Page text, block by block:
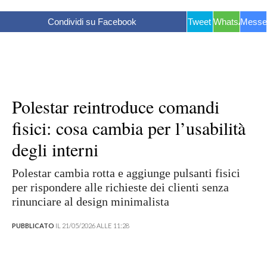
Condividi su Facebook Tweet WhatsApp
Polestar reintroduce comandi
fisici: cosa cambia per l’usabilità
degli interni
Polestar cambia rotta e aggiunge pulsanti fisici
per rispondere alle richieste dei clienti senza
rinunciare al design minimalista
PUBBLICATO IL 21/05/2026 ALLE 11:28